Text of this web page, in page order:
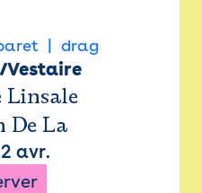
drag
Vestaire
Linsale
De La
avr.